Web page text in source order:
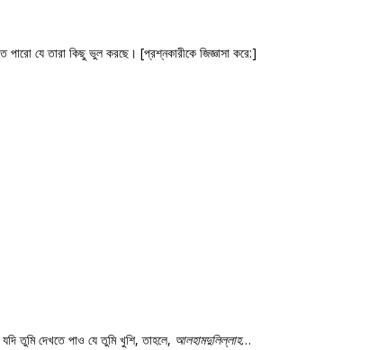
যে তারা কিছু ভুল করছে। [প্রশ্নকারীকে জিজ্ঞাসা করে:]
তুমি দেখতে পাও যে তুমি খুশি, তাহলে, আলহামদুলিল্লাহ…